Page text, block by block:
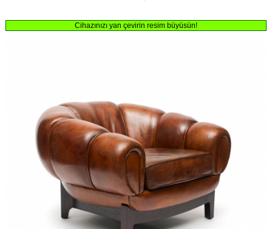
Cihazınızı yan çevirin resim büyüsün!